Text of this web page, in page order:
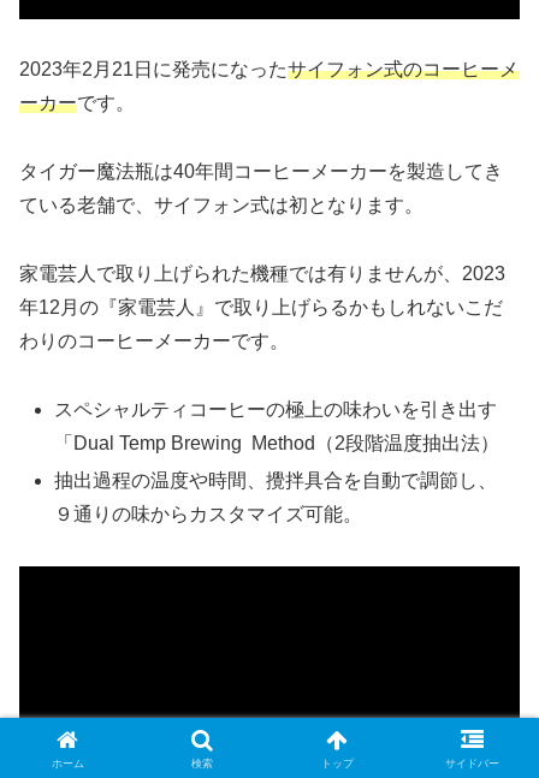
2023年2月21日に発売になったサイフォン式のコーヒーメ
ーカーです。
タイガー魔法瓶は40年間コーヒーメーカーを製造してき
ている老舗で、サイフォン式は初となります。
家電芸人で取り上げられた機種では有りませんが、2023
年12月の『家電芸人』で取り上げらるかもしれないこだ
わりのコーヒーメーカーです。
スペシャルティコーヒーの極上の味わいを引き出す
「Dual Temp Brewing Method（2段階温度抽出法）
抽出過程の温度や時間、攪拌具合を自動で調節し、
９通りの味からカスタマイズ可能。
ホーム 検索 トップ サイドバー